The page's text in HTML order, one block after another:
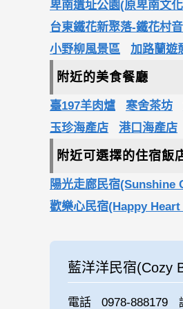
卑南遺址公園(原卑南文
台東鐵花新聚落-鐵花村
小野柳風景區
加路蘭遊
附近的美食餐廳
臺197羊肉爐 寒舍茶坊
玉珍海產店
港口海產店
附近可選擇的住宿飯
陽光走廊民宿
歡樂心民宿(Happy
藍洋洋民宿(Cozy
電話 0978-888179